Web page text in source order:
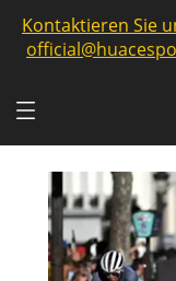
Kontaktieren Sie